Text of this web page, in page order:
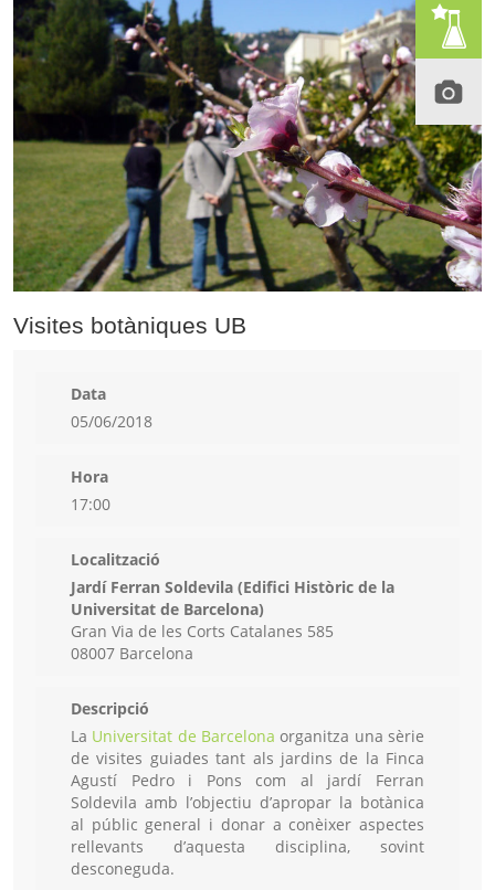
Visites botàniques UB
Data
05/06/2018
Hora
17:00
Localització
Jardí Ferran Soldevila (Edifici Històric de la
Universitat de Barcelona)
Gran Via de les Corts Catalanes 585
08007 Barcelona
Descripció
La Universitat de Barcelona organitza una sèrie
de visites guiades tant als jardins de la Finca
Agustí Pedro i Pons com al jardí Ferran
Soldevila amb l’objectiu d’apropar la botànica
al públic general i donar a conèixer aspectes
rellevants d’aquesta disciplina, sovint
desconeguda.